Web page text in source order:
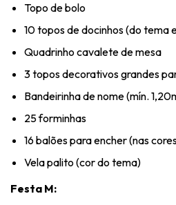
Topo de bolo
10 topos de docinhos (do tema
Quadrinho cavalete de mesa
3 topos decorativos grandes
Bandeirinha de nome (mín.
25 forminhas
16 balões para encher (nas
Vela palito (cor do tema)
Festa M: